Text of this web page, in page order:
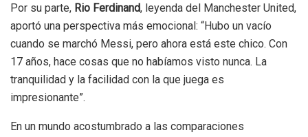
Por su parte, Rio Ferdinand, leyenda del Manchester United,
aportó una perspectiva más emocional: “Hubo un vacío
cuando se marchó Messi, pero ahora está este chico. Con
17 años, hace cosas que no habíamos visto nunca. La
tranquilidad y la facilidad con la que juega es
impresionante”.
En un mundo acostumbrado a las comparaciones